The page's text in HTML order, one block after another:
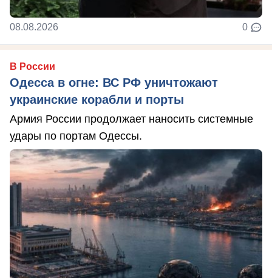
08.08.2026 0
В России
Одесса в огне: ВС РФ уничтожают
украинские корабли и порты
Армия России продолжает наносить системные
удары по портам Одессы.